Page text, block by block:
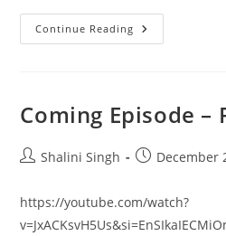
Continue Reading "ट्रांसफॉर्मेशन
की
गोस्वामी"
Coming Episode –
PostShalini Singh
PostDecember
https://youtube.com/watch?